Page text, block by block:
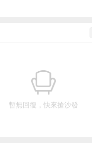
暫無回復，快來搶沙發